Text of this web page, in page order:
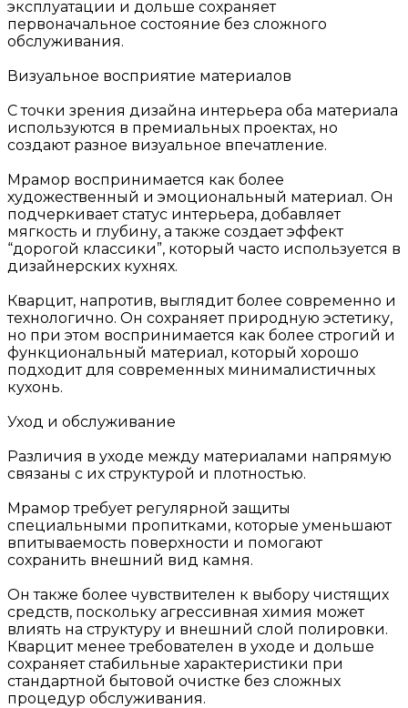
эксплуатации и дольше сохраняет
первоначальное состояние без сложного
обслуживания.
Визуальное восприятие материалов
С точки зрения дизайна интерьера оба материала
используются в премиальных проектах, но
создают разное визуальное впечатление.
Мрамор воспринимается как более
художественный и эмоциональный материал. Он
подчеркивает статус интерьера, добавляет
мягкость и глубину, а также создает эффект
“дорогой классики”, который часто используется в
дизайнерских кухнях.
Кварцит, напротив, выглядит более современно и
технологично. Он сохраняет природную эстетику,
но при этом воспринимается как более строгий и
функциональный материал, который хорошо
подходит для современных минималистичных
кухонь.
Уход и обслуживание
Различия в уходе между материалами напрямую
связаны с их структурой и плотностью.
Мрамор требует регулярной защиты
специальными пропитками, которые уменьшают
впитываемость поверхности и помогают
сохранить внешний вид камня.
Он также более чувствителен к выбору чистящих
средств, поскольку агрессивная химия может
влиять на структуру и внешний слой полировки.
Кварцит менее требователен в уходе и дольше
сохраняет стабильные характеристики при
стандартной бытовой очистке без сложных
процедур обслуживания.